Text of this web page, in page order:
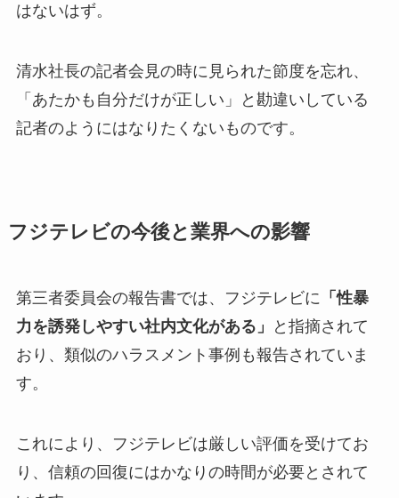
はないはず。
清水社長の記者会見の時に見られた節度を忘れ、
「あたかも自分だけが正しい」と勘違いしている
記者のようにはなりたくないものです。
フジテレビの今後と業界への影響
第三者委員会の報告書では、フジテレビに 「性暴
力を誘発しやすい社内文化がある」
と指摘されて
おり、類似のハラスメント事例も報告されていま
す。
これにより、フジテレビは厳しい評価を受けてお
り、信頼の回復にはかなりの時間が必要とされて